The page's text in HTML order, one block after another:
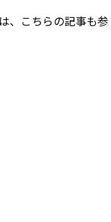
、こちらの記事も参